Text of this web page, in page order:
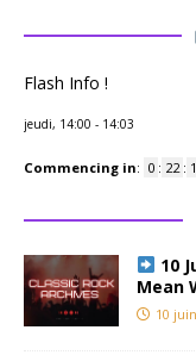
Flash Info !
jeudi, 14:00 - 14:03
Commencing in: 0 : 22 :
10
Mean
10